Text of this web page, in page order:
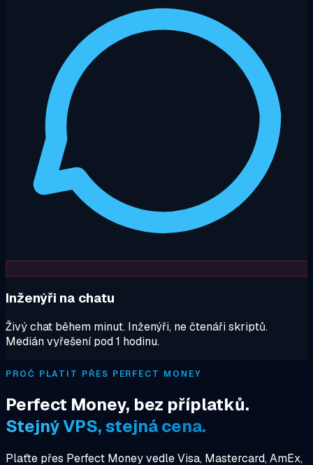
Inženýři na chatu
Živý chat během minut. Inženýři, ne čtenáři skriptů.
Medián vyřešení pod 1 hodinu.
PROČ PLATIT PŘES PERFECT MONEY
Perfect Money, bez příplatků.
Stejný VPS, stejná cena.
Plaťte přes Perfect Money vedle Visa, Mastercard, AmEx,